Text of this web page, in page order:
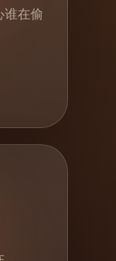
谁在偷